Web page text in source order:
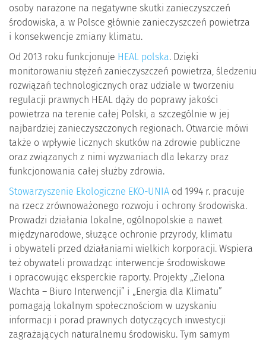
osoby narażone na negatywne skutki zanieczyszczeń
środowiska, a w Polsce głównie zanieczyszczeń powietrza
i konsekwencje zmiany klimatu.
Od 2013 roku funkcjonuje HEAL polska. Dzięki
monitorowaniu stężeń zanieczyszczeń powietrza, śledzeniu
rozwiązań technologicznych oraz udziale w tworzeniu
regulacji prawnych HEAL dąży do poprawy jakości
powietrza na terenie całej Polski, a szczególnie w jej
najbardziej zanieczyszczonych regionach. Otwarcie mówi
także o wpływie licznych skutków na zdrowie publiczne
oraz związanych z nimi wyzwaniach dla lekarzy oraz
funkcjonowania całej służby zdrowia.
Stowarzyszenie Ekologiczne EKO-UNIA od 1994 r. pracuje
na rzecz zrównoważonego rozwoju i ochrony środowiska.
Prowadzi działania lokalne, ogólnopolskie a nawet
międzynarodowe, służące ochronie przyrody, klimatu
i obywateli przed działaniami wielkich korporacji. Wspiera
też obywateli prowadząc interwencje środowiskowe
i opracowując eksperckie raporty. Projekty „Zielona
Wachta – Biuro Interwencji” i „Energia dla Klimatu”
pomagają lokalnym społecznościom w uzyskaniu
informacji i porad prawnych dotyczących inwestycji
zagrażających naturalnemu środowisku. Tym samym